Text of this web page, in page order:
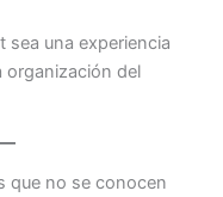
sea una experiencia
organización del
que no se conocen